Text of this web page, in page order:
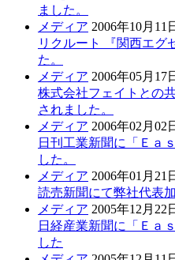
ました。
メディア 2006年10月11
リクルート 『関西エグ
た。
メディア 2006年05月17
株式会社フェイトとの
されました。
メディア 2006年02月02
日刊工業新聞に「Ｅａ
した。
メディア 2006年01月21
読売新聞にて弊社代表
メディア 2005年12月22
日経産業新聞に「Ｅａ
した